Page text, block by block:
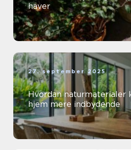
haver
27. september 2025
Hvordan naturmaterialer
hjem mere indbydende